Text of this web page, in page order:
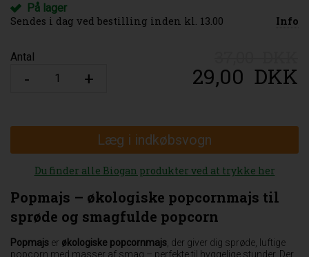
På lager
Sendes i dag ved bestilling inden kl. 13.00
Info
Antal
29,00 DKK
Læg i indkøbsvogn
Du finder alle Biogan produkter ved at trykke her
Popmajs – økologiske popcornmajs til
sprøde og smagfulde popcorn
Popmajs er økologiske popcornmajs , der giver dig sprøde, luftige
popcorn med masser af smag – perfekte til hyggelige stunder. Der